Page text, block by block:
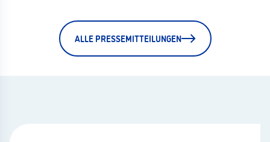
ALLE PRESSEMITTEILUNGEN